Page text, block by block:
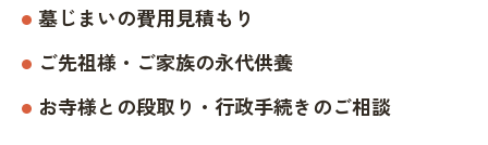
墓じまいの費用見積もり
ご先祖様・ご家族の永代供養
お寺様との段取り・行政手続きのご相談